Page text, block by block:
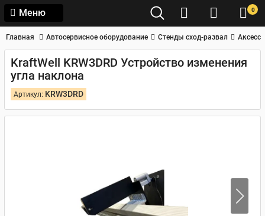
Меню 0
Главная Автосервисное оборудование Стенды сход-развал
KraftWell KRW3DRD Устройство изменения
угла наклона
Артикул: KRW3DRD